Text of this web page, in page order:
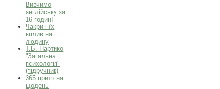
Вивчимо
англійську за
16 годин!
Чакри і їх
вплив на
людину
Т.Б. Партико
"Загальна
психологія"
(підручник)
365 притч на
щодень